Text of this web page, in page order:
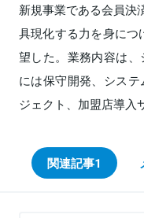
新規事業である会員決
具現化する力を身に
望した。業務内容は
には保守開発、シス
ジェクト、加盟店導入
関連記事1